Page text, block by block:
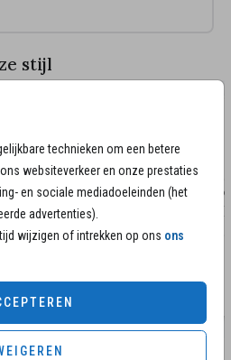
technieken om een betere
websiteverkeer en onze prestaties
en sociale mediadoeleinden (het
advertenties).
wijzigen of intrekken op ons ons
is een mooie match.
bewerken van de kaart? Of
helpen je graag!
stijl